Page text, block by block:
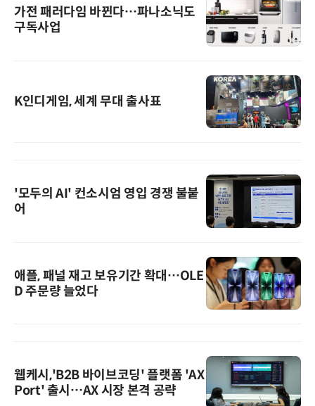
가전 패러다임 바뀐다…파나소닉도
구독사업
K인디게임, 세계 무대 출사표
'모두의 AI' 컨소시엄 영입 경쟁 불붙
어
애플, 패널 재고 보유기간 확대…OLE
D 주문량 늘었다
웹케시,'B2B 바이브코딩' 플랫폼 'AX
Port' 출시…AX 시장 본격 공략